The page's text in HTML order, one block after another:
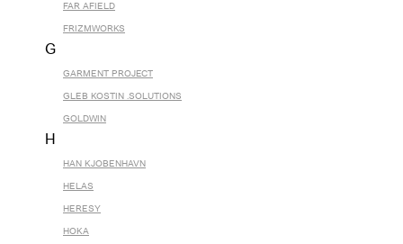
FAR AFIELD
FRIZMWORKS
G
GARMENT PROJECT
GLEB KOSTIN .SOLUTIONS
GOLDWIN
H
HAN KJOBENHAVN
HELAS
HERESY
HOKA